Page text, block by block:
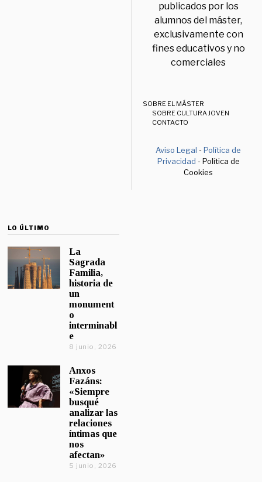
publicados por los
alumnos del máster,
exclusivamente con
fines educativos y no
comerciales
SOBRE EL MÁSTER
SOBRE CULTURA JOVEN
CONTACTO
Aviso Legal -Política de
Privacidad - Política de
Cookies
LO ÚLTIMO
La
Sagrada
Familia,
historia de
un
monument
o
interminabl
e
8 junio, 2026
Anxos
Fazáns:
«Siempre
busqué
analizar las
relaciones
íntimas que
nos
afectan»
5 junio, 2026